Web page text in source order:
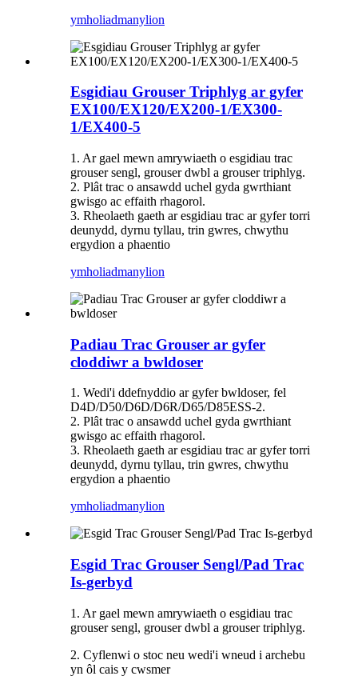
ymholiadmanylion
Esgidiau Grouser Triphlyg ar gyfer
EX100/EX120/EX200-1/EX300-
1/EX400-5
1. Ar gael mewn amrywiaeth o esgidiau trac
grouser sengl, grouser dwbl a grouser triphlyg.
2. Plât trac o ansawdd uchel gyda gwrthiant
gwisgo ac effaith rhagorol.
3. Rheolaeth gaeth ar esgidiau trac ar gyfer torri
deunydd, dyrnu tyllau, trin gwres, chwythu
ergydion a phaentio
ymholiadmanylion
Padiau Trac Grouser ar gyfer
cloddiwr a bwldoser
1. Wedi'i ddefnyddio ar gyfer bwldoser, fel
D4D/D50/D6D/D6R/D65/D85ESS-2.
2. Plât trac o ansawdd uchel gyda gwrthiant
gwisgo ac effaith rhagorol.
3. Rheolaeth gaeth ar esgidiau trac ar gyfer torri
deunydd, dyrnu tyllau, trin gwres, chwythu
ergydion a phaentio
ymholiadmanylion
Esgid Trac Grouser Sengl/Pad Trac
Is-gerbyd
1. Ar gael mewn amrywiaeth o esgidiau trac
grouser sengl, grouser dwbl a grouser triphlyg.
2. Cyflenwi o stoc neu wedi'i wneud i archebu
yn ôl cais y cwsmer